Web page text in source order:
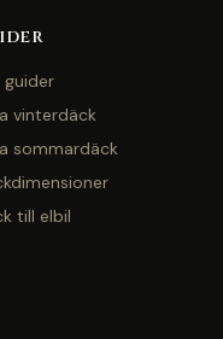
guider
vinterdäck
sommardäck
till elbil